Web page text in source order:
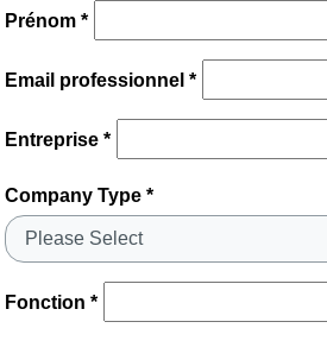
Prénom *
Email professionnel *
Entreprise *
Company Type *
Fonction *